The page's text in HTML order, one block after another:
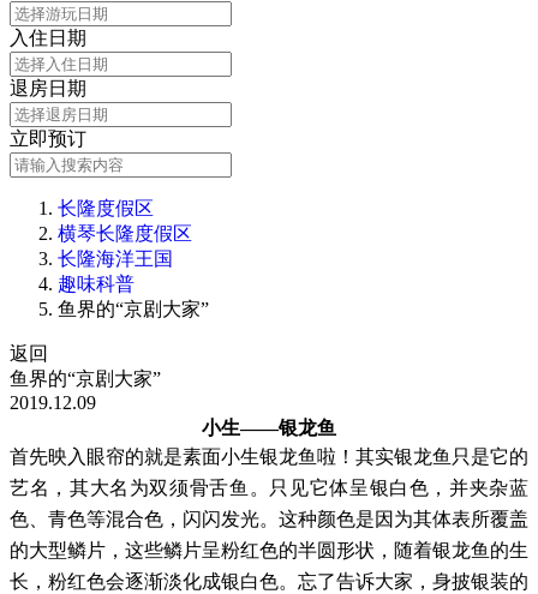
入住日期
退房日期
立即预订
长隆度假区
横琴长隆度假区
长隆海洋王国
趣味科普
鱼界的“京剧大家”
返回
鱼界的“京剧大家”
2019.12.09
小生——银龙鱼
首先映入眼帘的就是素面小生银龙鱼啦！其实银龙鱼只是它的
艺名，其大名为双须骨舌鱼。只见它体呈银白色，并夹杂蓝
色、青色等混合色，闪闪发光。这种颜色是因为其体表所覆盖
的大型鳞片，这些鳞片呈粉红色的半圆形状，随着银龙鱼的生
长，粉红色会逐渐淡化成银白色。忘了告诉大家，身披银装的